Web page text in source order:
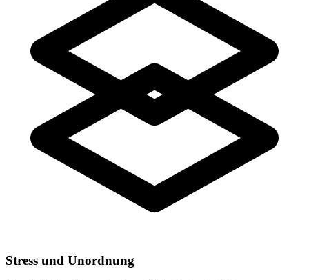
Stress und Unordnung